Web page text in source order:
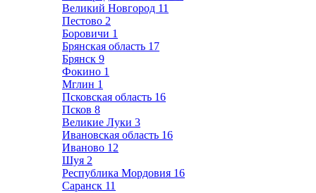
Великий Новгород 11
Пестово 2
Боровичи 1
Брянская область 17
Брянск 9
Фокино 1
Мглин 1
Псковская область 16
Псков 8
Великие Луки 3
Ивановская область 16
Иваново 12
Шуя 2
Республика Мордовия 16
Саранск 11